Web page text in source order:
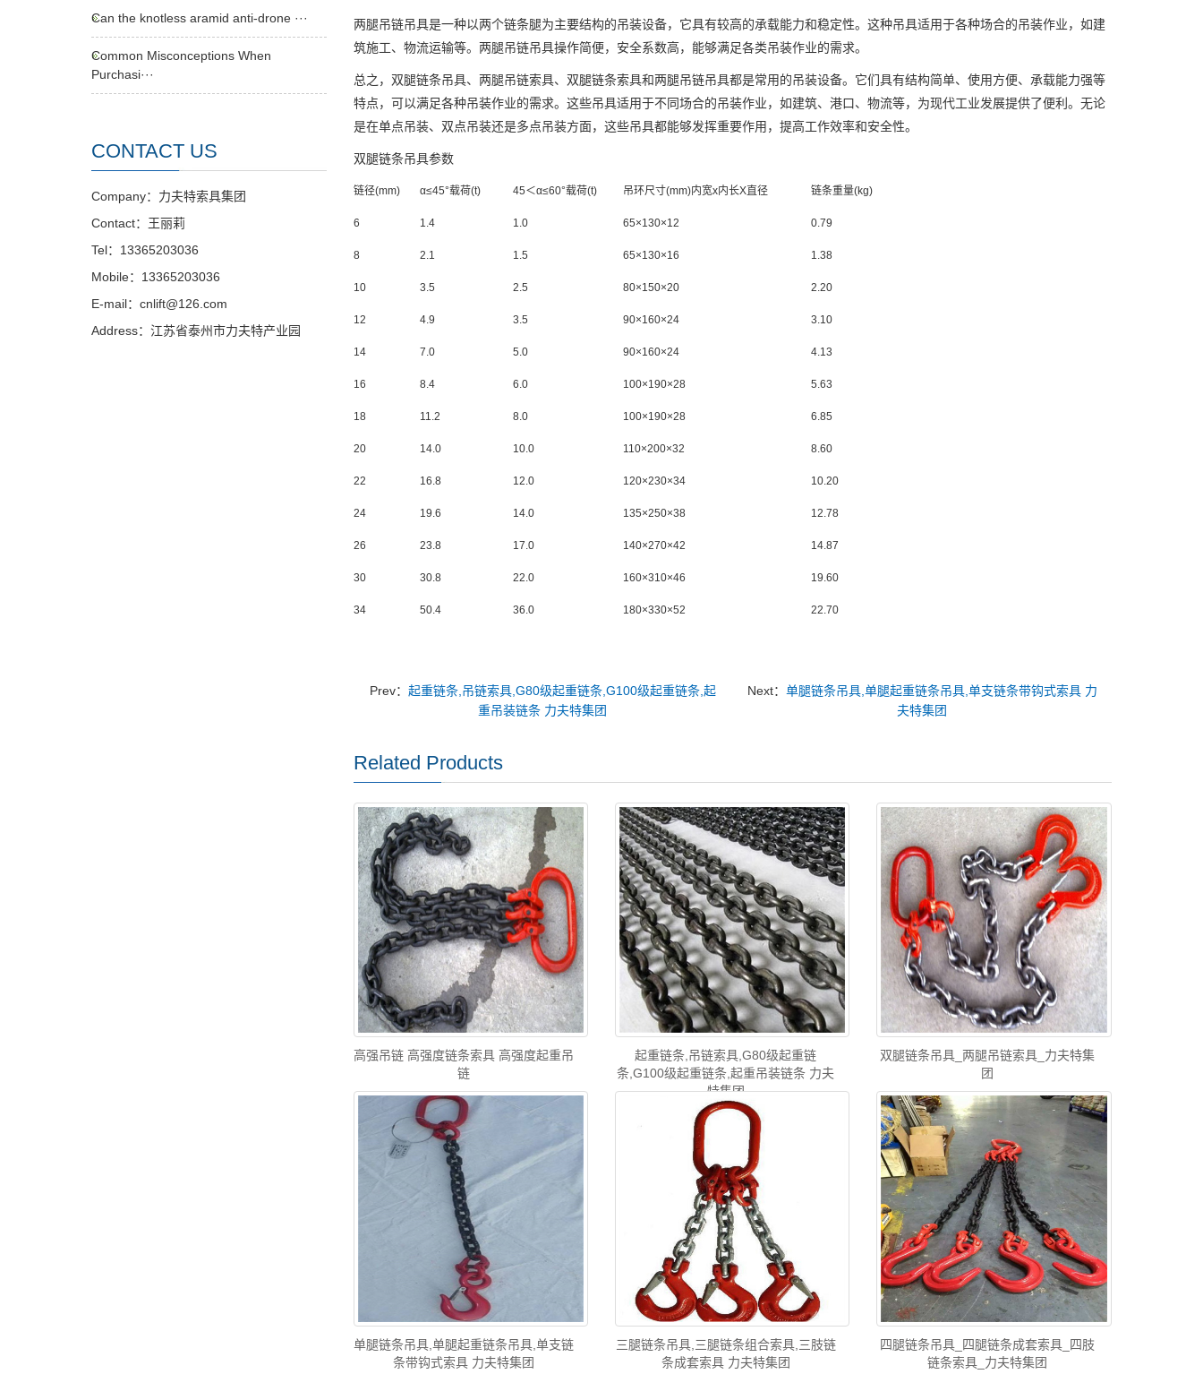
两腿吊链吊具是一种以两个链条腿为主要结构的吊装设备，它具有较高的承载能力和稳定性。这种吊具适用于各种场合的吊装作业，如建
筑施工、物流运输等。两腿吊链吊具操作简便，安全系数高，能够满足各类吊装作业的需求。
总之，双腿链条吊具、两腿吊链索具、双腿链条索具和两腿吊链吊具都是常用的吊装设备。它们具有结构简单、使用方便、承载能力强等
特点，可以满足各种吊装作业的需求。这些吊具适用于不同场合的吊装作业，如建筑、港口、物流等，为现代工业发展提供了便利。无论
是在单点吊装、双点吊装还是多点吊装方面，这些吊具都能够发挥重要作用，提高工作效率和安全性。
双腿链条吊具参数
链径(mm) α≤45°载荷(t) 45＜α≤60°载荷(t) 吊环尺寸(mm)内宽x内长X直径 链条重量(kg)
6 1.4 1.0 65×130×12 0.79
8 2.1 1.5 65×130×16 1.38
10 3.5 2.5 80×150×20 2.20
12 4.9 3.5 90×160×24 3.10
14 7.0 5.0 90×160×24 4.13
16 8.4 6.0 100×190×28 5.63
18 11.2 8.0 100×190×28 6.85
20 14.0 10.0 110×200×32 8.60
22 16.8 12.0 120×230×34 10.20
24 19.6 14.0 135×250×38 12.78
26 23.8 17.0 140×270×42 14.87
30 30.8 22.0 160×310×46 19.60
34 50.4 36.0 180×330×52 22.70
Prev： 起重链条,吊链索具,G80级起重链条,G100级起重链条,起
重吊装链条 力夫特集团
Next： 单腿链条吊具,单腿起重链条吊具,单支链条带钩式索具 力
夫特集团
Related Products
高强吊链 高强度链条索具 高强度起重吊
链
起重链条,吊链索具,G80级起重链
条,G100级起重链条,起重吊装链条 力夫
特集团
双腿链条吊具_两腿吊链索具_力夫特集
团
单腿链条吊具,单腿起重链条吊具,单支链
条带钩式索具 力夫特集团
三腿链条吊具,三腿链条组合索具,三肢链
条成套索具 力夫特集团
四腿链条吊具_四腿链条成套索具_四肢
链条索具_力夫特集团
Can the knotless aramid anti-drone ···
Common Misconceptions When
Purchasi···
CONTACT US
Company：力夫特索具集团
Contact：王丽莉
Tel：13365203036
Mobile：13365203036
E-mail：cnlift@126.com
Address：江苏省泰州市力夫特产业园